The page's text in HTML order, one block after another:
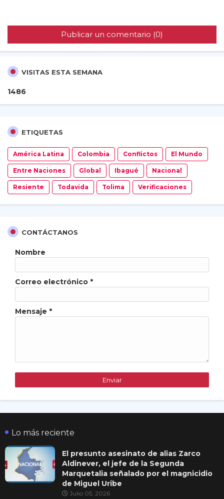
Publicar un comentario (0)
VISITAS ESTA SEMANA
1486
ETIQUETAS
América Latina Colombia Conflictos El Mundo
Entre Naciones Global Ibagué Nacional
Resiente Todavida Tolima Verificaciones
CONTÁCTANOS
Nombre
Correo electrónico *
Mensaje *
Lo más reciente
El presunto asesinato de alias Zarco
Aldinever, el jefe de la Segunda
Marquetalia señalado por el magnicidio
de Miguel Uribe
Julio 05, 2026